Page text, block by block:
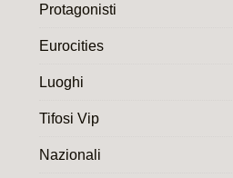
Protagonisti
Eurocities
Luoghi
Tifosi Vip
Nazionali